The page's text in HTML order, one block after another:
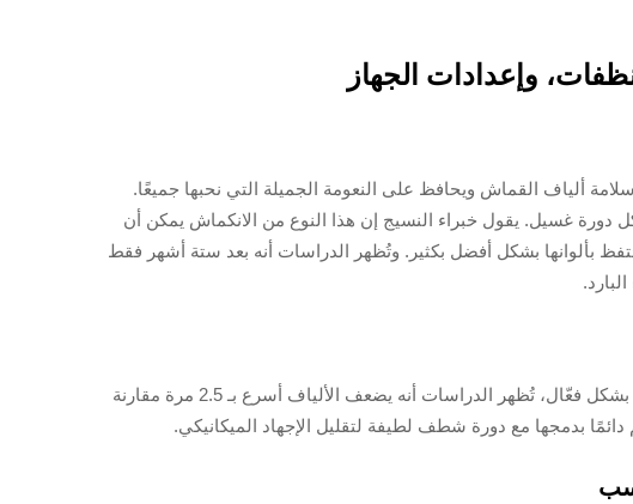
وإعدادات الجهاز
في الحفاظ على سلامة ألياف القماش ويحافظ على النعومة الجميلة التي نحبها جميعًا.
غسيل. يقول خبراء النسيج إن هذا النوع من الانكماش يمكن أن
تحتفظ بألوانها بشكل أفضل بكثير. وتُظهر الدراسات أنه بعد ستة أشهر فقط
يوازن بين النظافة وحفظ القماش. بينما يُطهر الماء الساخن (130°ف أو أكثر) بشكل فعّال، تُظهر الدراسات أنه يضعف الألياف أسرع بـ 2.5 مرة مقارنة
دائمًا بدمجها مع دورة شطف لطيفة لتقليل الإجهاد الميكانيكي.